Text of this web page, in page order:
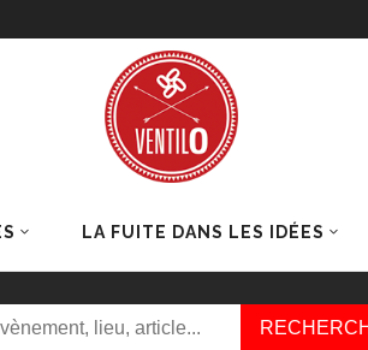
LA FUITE DANS LES IDÉES